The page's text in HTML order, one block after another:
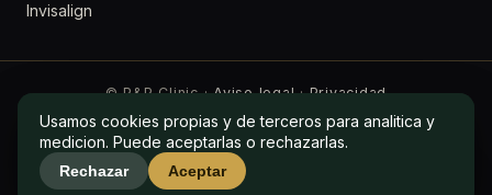
Invisalign
© P&P Clinic ·Aviso legal·Privacidad
Usamos cookies propias y de terceros para analitica y
medicion. Puede aceptarlas o rechazarlas.
Rechazar Aceptar
Usamos cookies propias y de terceros para analitica y
medicion. Puede aceptarlas o rechazarlas.
Rechazar Aceptar